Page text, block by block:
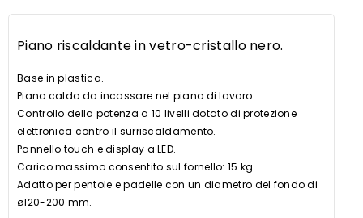
Piano riscaldante in vetro-cristallo nero.
Base in plastica.
Piano caldo da incassare nel piano di lavoro.
Controllo della potenza a 10 livelli dotato di protezione
elettronica contro il surriscaldamento.
Pannello touch e display a LED.
Carico massimo consentito sul fornello: 15 kg.
Adatto per pentole e padelle con un diametro del fondo di
ø120-200 mm.